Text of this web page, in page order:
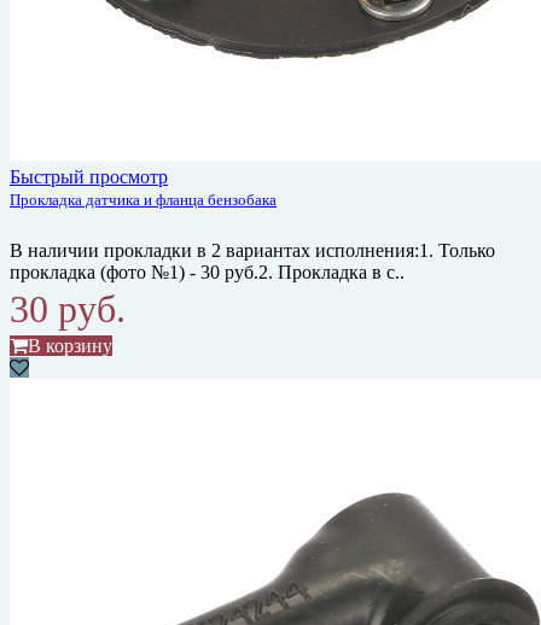
Быстрый просмотр
Прокладка датчика и фланца бензобака
В наличии прокладки в 2 вариантах исполнения:1. Только
прокладка (фото №1) - 30 руб.2. Прокладка в с..
30 руб.
В корзину